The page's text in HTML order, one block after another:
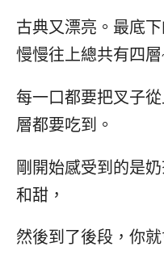
古典又漂亮。最底
慢慢往上總共有四
每一口都要把叉子
層都要吃到。
剛開始感受到的是
和甜，
然後到了後段，你